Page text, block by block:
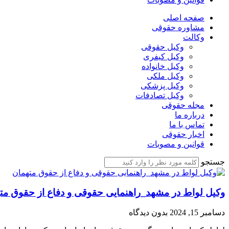
صفحه اصلی
مشاوره حقوقی
وکالت
وکیل حقوقی
وکیل کیفری
وکیل خانواده
وکیل ملکی
وکیل پزشکی
وکیل تصادفات
مجله حقوقی
درباره ما
تماس با ما
اخبار حقوقی
قوانین و مصوبات
جستجو
وکیل لواط در مشهد_راهنمایی حقوقی و دفاع از حقوق
دسامبر 15, 2024 بدون دیدگاه